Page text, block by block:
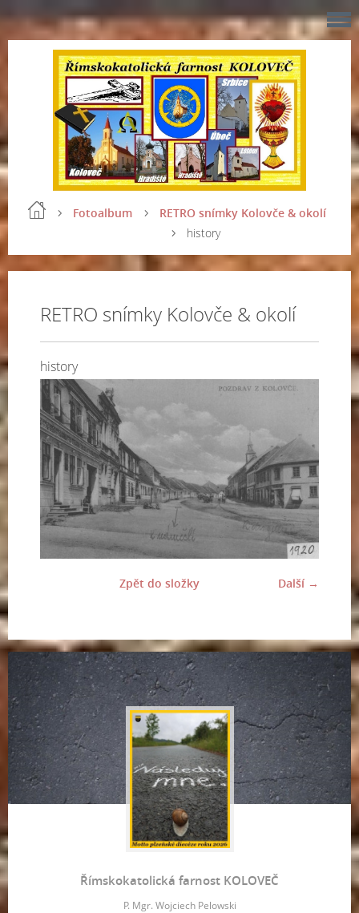
Fotoalbum
RETRO snímky Kolovče & okolí
history
RETRO snímky Kolovče & okolí
history
Další →
Zpět do složky
Římskokatolická farnost KOLOVEČ
P. Mgr. Wojciech Pelowski